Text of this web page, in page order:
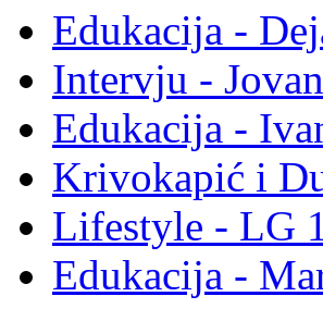
Edukacija -
Intervju -
Edukacija -
Krivokapić i
Lifestyle - LG
Edukacija -